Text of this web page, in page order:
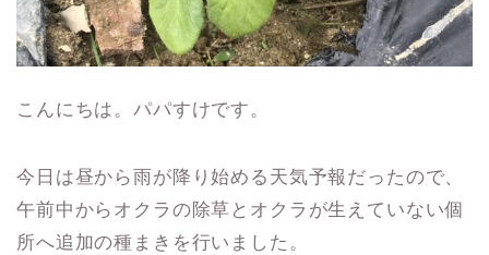
こんにちは。パパすけです。
今日は昼から雨が降り始める天気予報だったので、
午前中からオクラの除草とオクラが生えていない個
所へ追加の種まきを行いました。